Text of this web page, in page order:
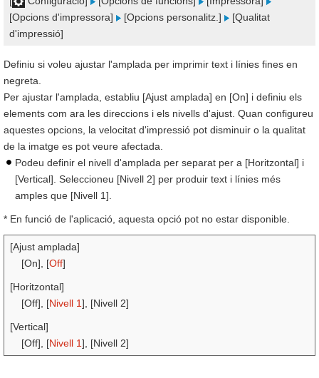
[Opcions d'impressora]
[Opcions personalitz.]
[Qualitat
d'impressió]
Definiu si voleu ajustar l'amplada per imprimir text i línies fines en
negreta.
Per ajustar l'amplada, establiu [Ajust amplada] en [On] i definiu els
elements com ara les direccions i els nivells d'ajust. Quan configureu
aquestes opcions, la velocitat d'impressió pot disminuir o la qualitat
de la imatge es pot veure afectada.
Podeu definir el nivell d'amplada per separat per a [Horitzontal] i
[Vertical]. Seleccioneu [Nivell 2] per produir text i línies més
amples que [Nivell 1].
* En funció de l'aplicació, aquesta opció pot no estar disponible.
[Ajust amplada]
[On], [Off]
[Horitzontal]
[Off], [Nivell 1], [Nivell 2]
[Vertical]
[Off], [Nivell 1], [Nivell 2]